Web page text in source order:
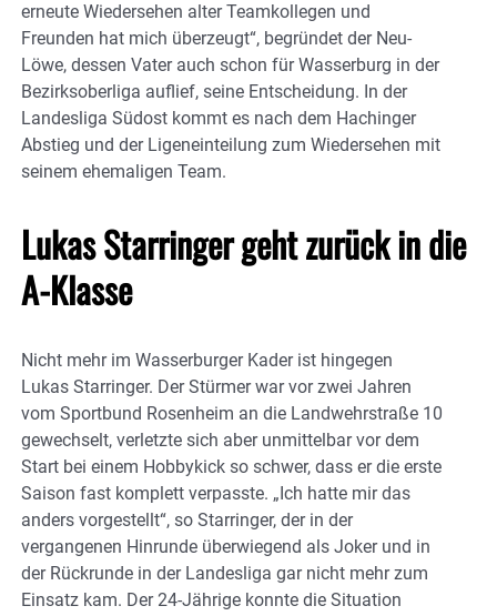
erneute Wiedersehen alter Teamkollegen und
Freunden hat mich überzeugt“, begründet der Neu-
Löwe, dessen Vater auch schon für Wasserburg in der
Bezirksoberliga auflief, seine Entscheidung. In der
Landesliga Südost kommt es nach dem Hachinger
Abstieg und der Ligeneinteilung zum Wiedersehen mit
seinem ehemaligen Team.
Lukas Starringer geht zurück in die
A-Klasse
Nicht mehr im Wasserburger Kader ist hingegen
Lukas Starringer. Der Stürmer war vor zwei Jahren
vom Sportbund Rosenheim an die Landwehrstraße 10
gewechselt, verletzte sich aber unmittelbar vor dem
Start bei einem Hobbykick so schwer, dass er die erste
Saison fast komplett verpasste. „Ich hatte mir das
anders vorgestellt“, so Starringer, der in der
vergangenen Hinrunde überwiegend als Joker und in
der Rückrunde in der Landesliga gar nicht mehr zum
Einsatz kam. Der 24-Jährige konnte die Situation